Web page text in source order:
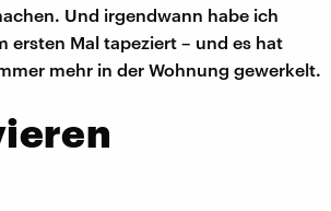
Und irgendwann habe ich
ersten Mal tapeziert – und es hat
mehr in der Wohnung gewerkelt.